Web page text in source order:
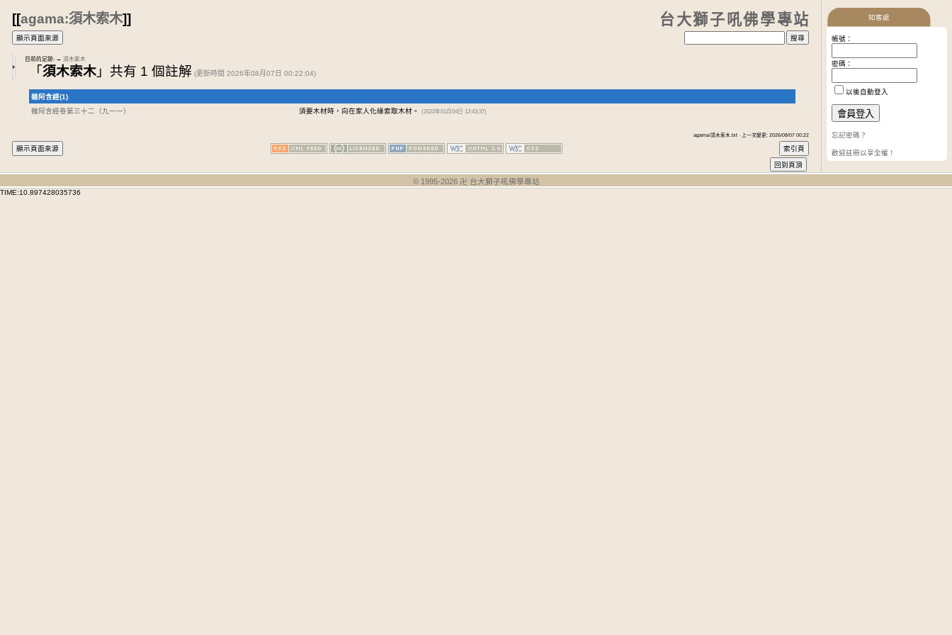
[[agama:須木索木]] 台大獅子吼佛學專站
目前的足跡: → 須木索木
「 須木索木」共有 1 個註解 (更新時間 2026年08月07日 00:22:04)
雜阿含經(1)
雜阿含經卷第三十二 （九一一） 須要木材時，向在家人化緣索取木材。 (2022年01月04日 12:43:37)
agama/須木索木.txt · 上一次變更: 2026/08/07 00:22
知客處
帳號：
密碼：
以後自動登入
忘記密碼？
歡迎註冊以享全權！
© 1995-2026 卍 台大獅子吼佛學專站
TIME:10.897428035736